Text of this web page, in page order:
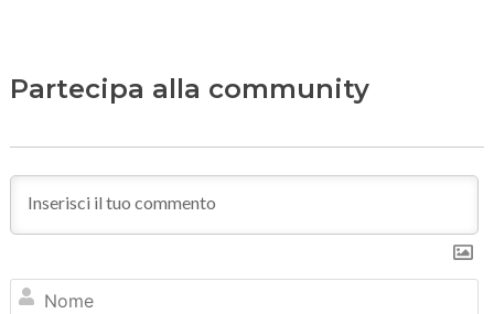
Partecipa alla community